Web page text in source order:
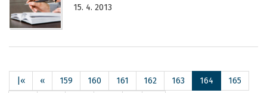
15. 4. 2013
|« « 159 160 161 162 163 164
165